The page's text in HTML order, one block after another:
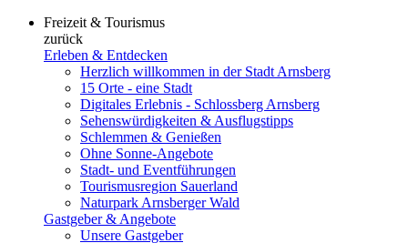
Freizeit & Tourismus
zurück
Erleben & Entdecken
Herzlich willkommen in der Stadt Arnsberg
15 Orte - eine Stadt
Digitales Erlebnis - Schlossberg Arnsberg
Sehenswürdigkeiten & Ausflugstipps
Schlemmen & Genießen
Ohne Sonne-Angebote
Stadt- und Eventführungen
Tourismusregion Sauerland
Naturpark Arnsberger Wald
Gastgeber & Angebote
Unsere Gastgeber